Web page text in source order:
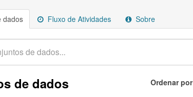
dados Fluxo de Atividades Sobre
Ordenar por
de dados